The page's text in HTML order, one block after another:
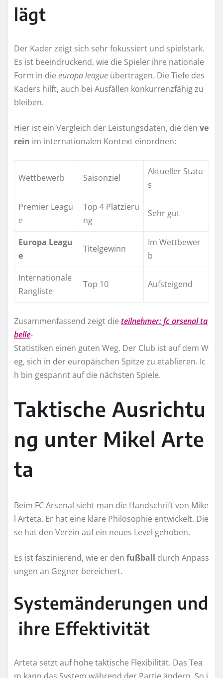
lägt
Der Kader zeigt sich sehr fokussiert und spielstark.
Es ist beeindruckend, wie die Spieler ihre nationale
Form in die europa league übertragen. Die Tiefe des
Kaders hilft, auch bei Ausfällen konkurrenzfähig zu
bleiben.
Hier ist ein Vergleich der Leistungsdaten, die den ve
rein im internationalen Kontext einordnen:
Wettbewerb Saisonziel
Aktueller Statu
s
Premier Leagu
e
Top 4 Platzieru
ng
Sehr gut
Europa Leagu
e
Titelgewinn
Im Wettbewer
b
Internationale
Rangliste
Top 10 Aufsteigend
Zusammenfassend zeigt die teilnehmer: fc arsenal ta
belle-
Statistiken einen guten Weg. Der Club ist auf dem W
eg, sich in der europäischen Spitze zu etablieren. Ic
h bin gespannt auf die nächsten Spiele.
Taktische Ausrichtu
ng unter Mikel Arte
ta
Beim FC Arsenal sieht man die Handschrift von Mike
l Arteta. Er hat eine klare Philosophie entwickelt. Die
se hat den Verein auf ein neues Level gehoben.
Es ist faszinierend, wie er den fußball durch Anpass
ungen an Gegner bereichert.
Systemänderungen und
ihre Effektivität
Arteta setzt auf hohe taktische Flexibilität. Das Tea